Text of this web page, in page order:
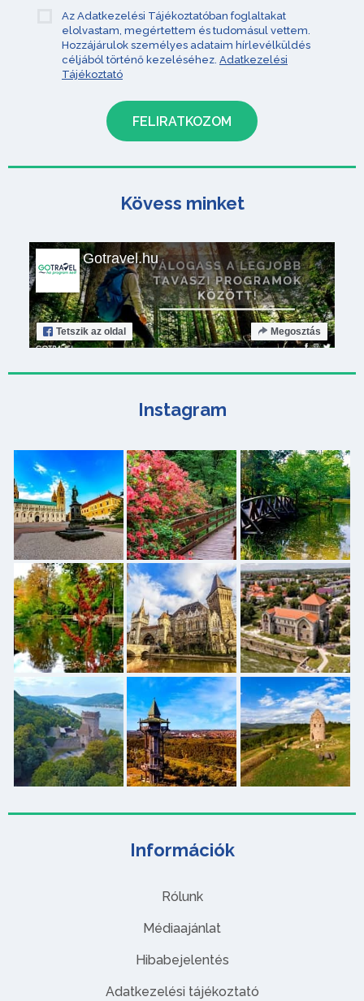
Információk
Rólunk
Médiaajánlat
Hibabejelentés
Adatkezelési tájékoztató
Az Adatkezelési Tájékoztatóban foglaltakat
elolvastam, megértettem és tudomásul vettem.
Hozzájárulok személyes adataim hírlevélküldés
céljából történő kezeléséhez. Adatkezelési
Tájékoztató
Kövess minket
Gotravel.hu
Tetszik az oldal Megosztás
Instagram